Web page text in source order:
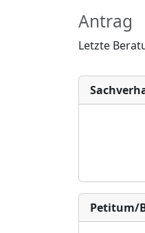
Antrag
Letzte
Petitum/